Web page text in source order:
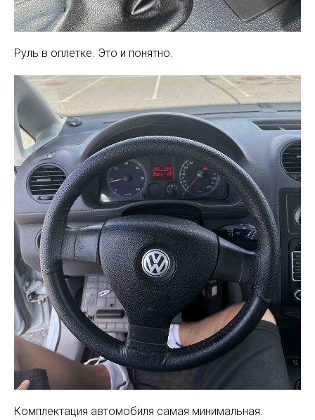
Руль в оплетке. Это и понятно.
Комплектация автомобиля самая минимальная.